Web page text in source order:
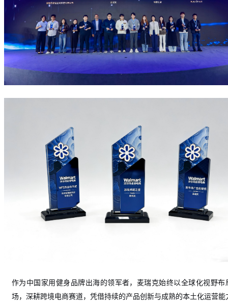
作为中国家用健身品牌出海的领军者，麦瑞克始终以全球化视野布
场，深耕跨境电商赛道，凭借持续的产品创新与成熟的本土化运营能